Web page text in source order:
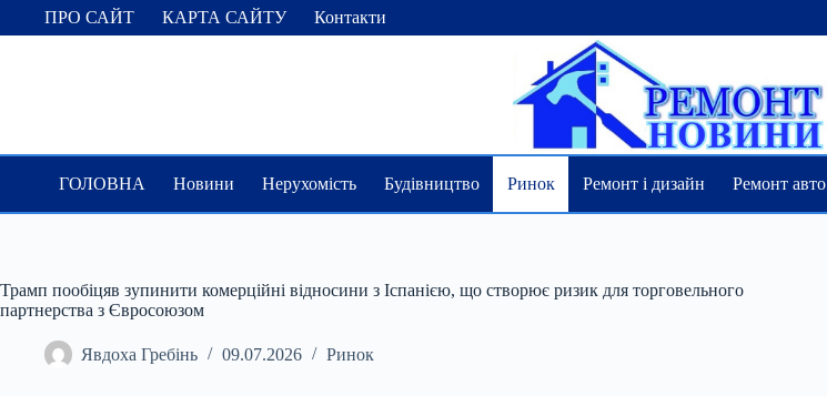
ПерейтиПРО САЙТ КАРТА САЙТУ Контакти
ГОЛОВНА Новини Нерухомість Будівництво Ринок Ремонт і дизайн Ремонт авто
Трамп пообіцяв зупинити комерційні відносини з Іспанією, що створює ризик для торговельного
партнерства з Євросоюзом
Явдоха Гребінь 09.07.2026 Ринок